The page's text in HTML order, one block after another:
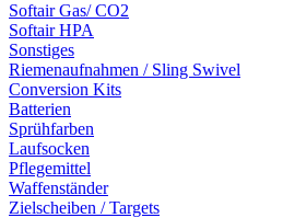
Softair Gas/ CO2
Softair HPA
Sonstiges
Riemenaufnahmen / Sling Swivel
Conversion Kits
Batterien
Sprühfarben
Laufsocken
Pflegemittel
Waffenständer
Zielscheiben / Targets